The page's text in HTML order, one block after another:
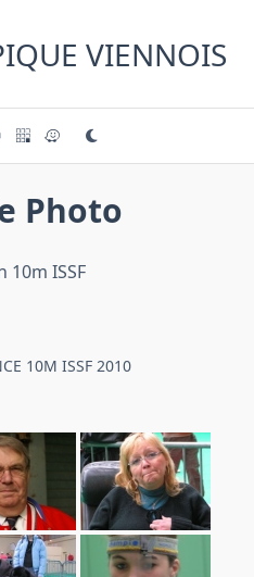
VIENNOIS
Photo
ISSF
10M ISSF 2010